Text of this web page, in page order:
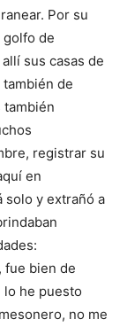
Por su
golfo de
sus casas de
de
también
registrar su
en
solo y extrañó a
fue bien de
lo he puesto
no me